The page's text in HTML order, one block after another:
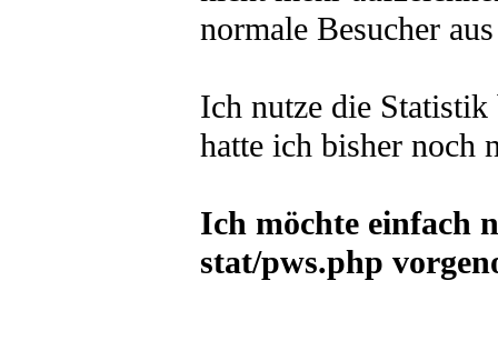
normale Besucher
Ich nutze die Statistik
hatte ich bisher noch
Ich möchte einfach
stat/pws.php